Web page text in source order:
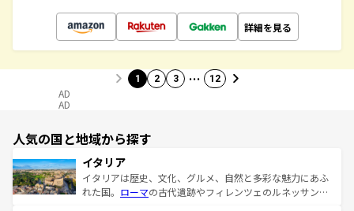
詳細を見る
1 2 3 … 12
AD
AD
人気の国と地域から探す
イタリア
イタリアは歴史、文化、グルメ、自然と多彩な魅力にあふ
れた国。 ローマの古代遺跡やフィレンツェのルネッサンス